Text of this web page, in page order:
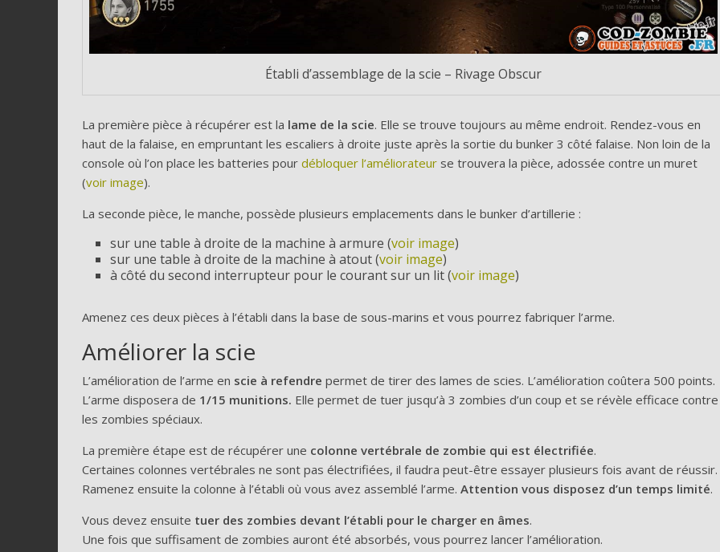
Établi d’assemblage de la scie – Rivage Obscur
La première pièce à récupérer est la lame de la scie. Elle se trouve toujours au même endroit. Rendez-vous en
haut de la falaise, en empruntant les escaliers à droite juste après la sortie du bunker 3 côté falaise. Non loin de la
console où l’on place les batteries pour débloquer l’améliorateur se trouvera la pièce, adossée contre un muret
(voir image).
La seconde pièce, le manche, possède plusieurs emplacements dans le bunker d’artillerie :
sur une table à droite de la machine à armure (voir image)
sur une table à droite de la machine à atout (voir image)
à côté du second interrupteur pour le courant sur un lit (voir image)
Amenez ces deux pièces à l’établi dans la base de sous-marins et vous pourrez fabriquer l’arme.
Améliorer la scie
L’amélioration de l’arme en scie à refendre permet de tirer des lames de scies. L’amélioration coûtera 500 points.
L’arme disposera de 1/15 munitions. Elle permet de tuer jusqu’à 3 zombies d’un coup et se révèle efficace contre
les zombies spéciaux.
La première étape est de récupérer une colonne vertébrale de zombie qui est électrifiée.
Certaines colonnes vertébrales ne sont pas électrifiées, il faudra peut-être essayer plusieurs fois avant de réussir.
Ramenez ensuite la colonne à l’établi où vous avez assemblé l’arme. Attention vous disposez d’un temps limité.
Vous devez ensuite tuer des zombies devant l’établi pour le charger en âmes.
Une fois que suffisament de zombies auront été absorbés, vous pourrez lancer l’amélioration.